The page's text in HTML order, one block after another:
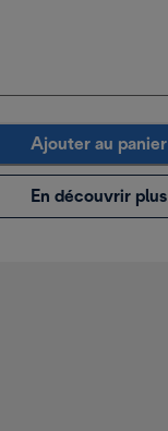
Ajouter au panier
En découvrir plus